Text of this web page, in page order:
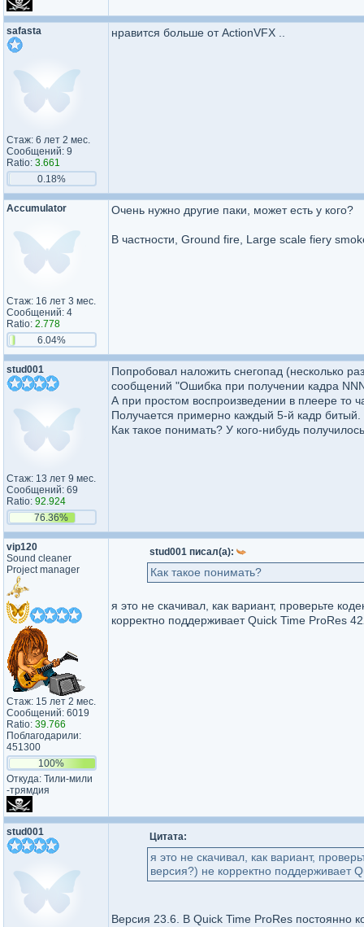
safasta
Стаж: 6 лет 2 мес.
Сообщений: 9
Ratio: 3.661
0.18%
нравится больше от ActionVFX ..
Accumulator
Стаж: 16 лет 3 мес.
Сообщений: 4
Ratio: 2.778
6.04%
Очень нужно другие паки, может есть у кого?
В частности, Ground fire, Large scale fiery
stud001
Стаж: 13 лет 9 мес.
Сообщений: 69
Ratio: 92.924
76.36%
Попробовал наложить снегопад (несколько
сообщений "Ошибка при получении кадра
А при простом воспроизведении в плеере то
Получается примерно каждый 5-й кадр битый.
Как такое понимать? У кого-нибудь
vip120
Sound cleaner
Project manager
Стаж: 15 лет 2 мес.
Сообщений: 6019
Ratio: 39.766
Поблагодарили:
451300
100%
Откуда: Тили-мили​
-трямдия​
stud001 писал(а):
Как такое понимать?
я это не скачивал, как вариант, проверьте
корректно поддерживает Quick Time ProRes
stud001 Цитата:
я это не скачивал, как вариант,
версия?) не корректно поддерживает
Версия 23.6. В Quick Time ProRes постоянно